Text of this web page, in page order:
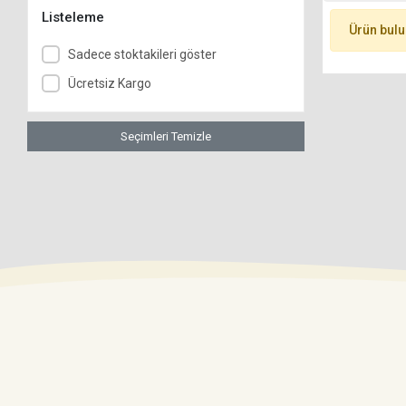
Listeleme
Sadece stoktakileri göster
Ücretsiz Kargo
Seçimleri Temizle
Ürün